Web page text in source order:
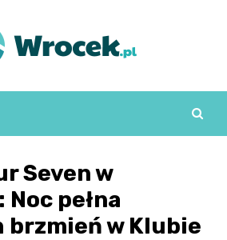
Seven w
Noc pełna
brzmień w Klubie